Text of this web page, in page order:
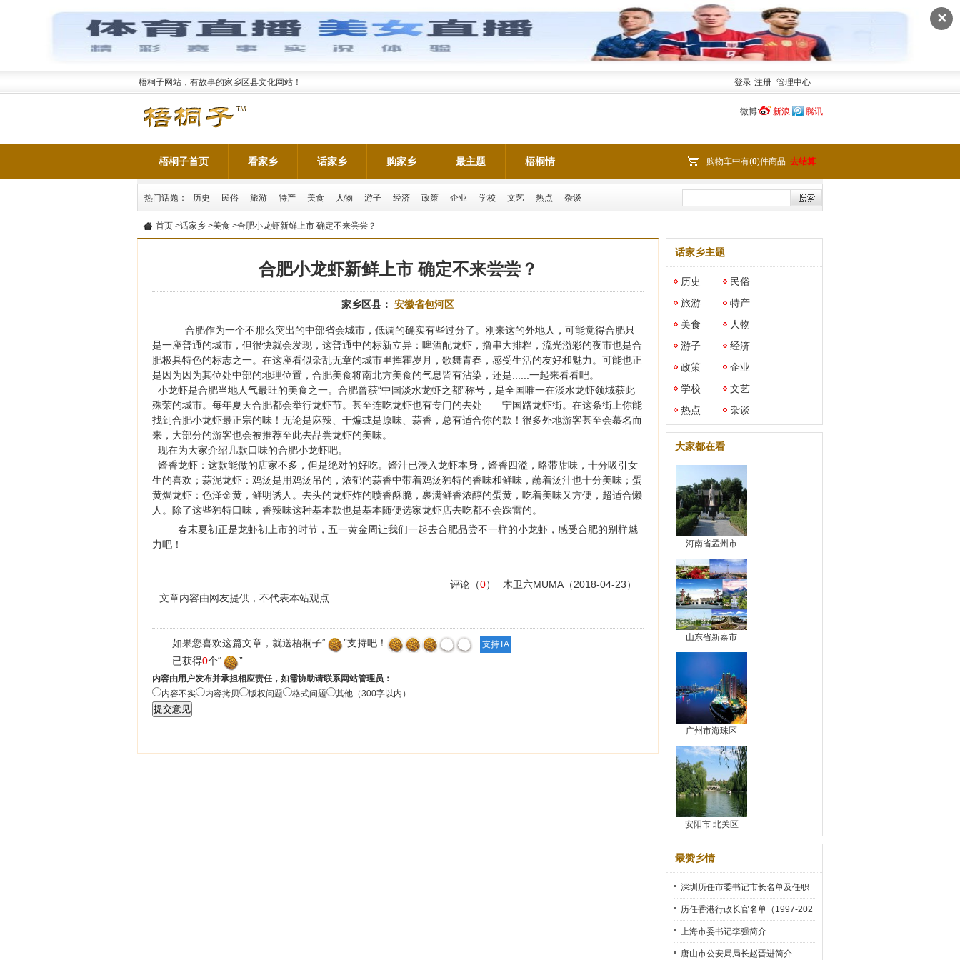
✕
梧桐子网站，有故事的家乡区县文化网站！ 登录 注册 管理中心
微博: 新浪 腾讯
梧桐子首页 看家乡 话家乡 购家乡 最主题 梧桐情 购物车中有(0)件商品 去结算
热门话题： 历史 民俗 旅游 特产 美食 人物 游子 经济 政策 企业 学校 文艺 热点 杂谈
首页 >话家乡 >美食 >合肥小龙虾新鲜上市 确定不来尝尝？
合肥小龙虾新鲜上市 确定不来尝尝？
家乡区县： 安徽省包河区
合肥作为一个不那么突出的中部省会城市，低调的确实有些过分了。刚来这的外地人，可能觉得合肥只
是一座普通的城市，但很快就会发现，这普通中的标新立异：啤酒配龙虾，撸串大排档，流光溢彩的夜市也是合
肥极具特色的标志之一。在这座看似杂乱无章的城市里挥霍岁月，歌舞青春，感受生活的友好和魅力。可能也正
是因为因为其位处中部的地理位置，合肥美食将南北方美食的气息皆有沾染，还是......一起来看看吧。
小龙虾是合肥当地人气最旺的美食之一。合肥曾获“中国淡水龙虾之都”称号，是全国唯一在淡水龙虾领域获此
殊荣的城市。每年夏天合肥都会举行龙虾节。甚至连吃龙虾也有专门的去处——宁国路龙虾街。在这条街上你能
找到合肥小龙虾最正宗的味！无论是麻辣、干煸或是原味、蒜香，总有适合你的款！很多外地游客甚至会慕名而
来，大部分的游客也会被推荐至此去品尝龙虾的美味。
现在为大家介绍几款口味的合肥小龙虾吧。
酱香龙虾：这款能做的店家不多，但是绝对的好吃。酱汁已浸入龙虾本身，酱香四溢，略带甜味，十分吸引女
生的喜欢；蒜泥龙虾：鸡汤是用鸡汤吊的，浓郁的蒜香中带着鸡汤独特的香味和鲜味，蘸着汤汁也十分美味；蛋
黄焗龙虾：色泽金黄，鲜明诱人。去头的龙虾炸的喷香酥脆，裹满鲜香浓醇的蛋黄，吃着美味又方便，超适合懒
人。除了这些独特口味，香辣味这种基本款也是基本随便选家龙虾店去吃都不会踩雷的。
春末夏初正是龙虾初上市的时节，五一黄金周让我们一起去合肥品尝不一样的小龙虾，感受合肥的别样魅
力吧！
木卫六MUMA （2018-04-23）
评论（0）
文章内容由网友提供，不代表本站观点
如果您喜欢这篇文章，就送梧桐子“
”支持吧！
已获得0个“ ”
内容由用户发布并承担相应责任，如需协助请联系网站管理员：
内容不实
内容拷贝 版权问题 格式问题 其他（300字以内）
话家乡主题
历史
民俗
旅游
特产
美食
人物
游子
经济
政策
企业
学校
文艺
热点
杂谈
大家都在看
河南省孟州市
山东省新泰市
广州市海珠区
安阳市 北关区
最赞乡情
深圳历任市委书记市长名单及任职
时间
历任香港行政长官名单（1997-202
2）
上海市委书记李强简介
唐山市公安局局长赵晋进简介